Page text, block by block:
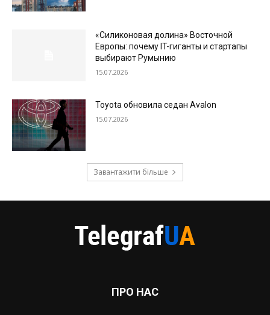
«Силиконовая долина» Восточной
Европы: почему IT-гиганты и стартапы
выбирают Румынию
15.07.2026
Toyota обновила седан Avalon
15.07.2026
Завантажити більше
ПРО НАС